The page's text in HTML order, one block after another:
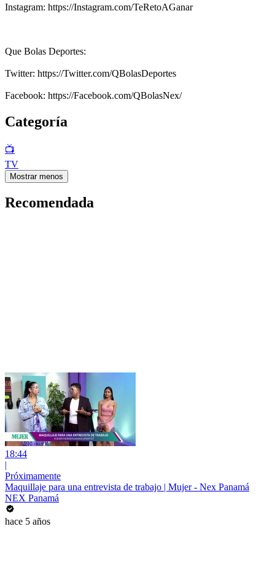
Instagram: https://Instagram.com/TeRetoAGanar
Que Bolas Deportes:
Twitter: https://Twitter.com/QBolasDeportes
Facebook: https://Facebook.com/QBolasNex/
Categoría
📺
TV
Mostrar menos
Recomendada
18:44
|
Próximamente
Maquillaje para una entrevista de trabajo | Mujer - Nex Panamá
NEX Panamá
hace 5 años